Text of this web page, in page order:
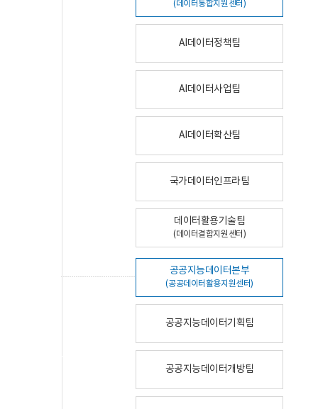
(데이터통합지원센터)
AI데이터정책팀
AI데이터사업팀
AI데이터확산팀
국가데이터인프라팀
데이터활용기술팀
(데이터결합지원센터)
공공지능데이터본부
(공공데이터활용지원센터)
공공지능데이터기획팀
공공지능데이터개방팀